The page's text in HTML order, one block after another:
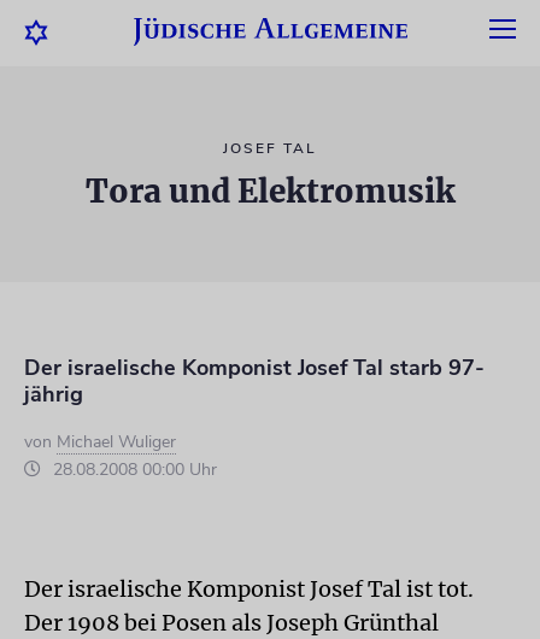
JOSEF TAL
Tora und Elektromusik
Der israelische Komponist Josef Tal starb 97-
jährig
von Michael Wuliger
28.08.2008 00:00 Uhr
Der israelische Komponist Josef Tal ist tot.
Der 1908 bei Posen als Joseph Grünthal